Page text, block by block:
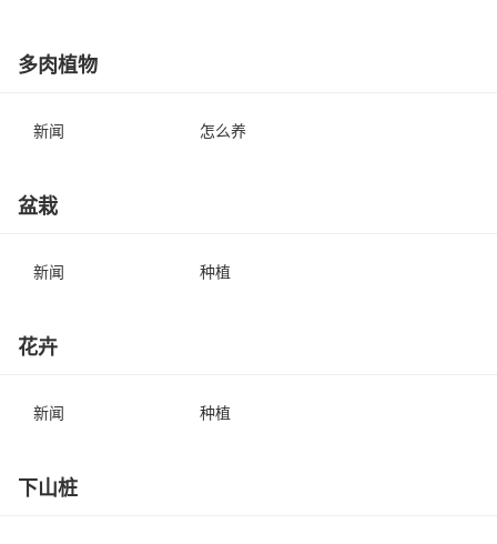
多肉植物
新闻 怎么养
盆栽
新闻 种植
花卉
新闻 种植
下山桩